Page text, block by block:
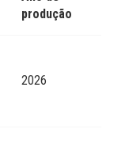
produção
2026